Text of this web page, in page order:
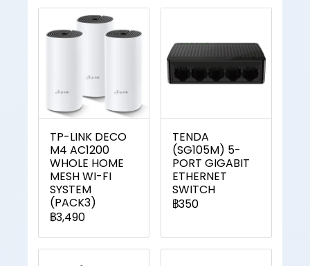
TP-LINK DECO
M4 AC1200
WHOLE HOME
MESH WI-FI
SYSTEM
(PACK3)
฿3,490
TENDA
(SG105M) 5-
PORT GIGABIT
ETHERNET
SWITCH
฿350